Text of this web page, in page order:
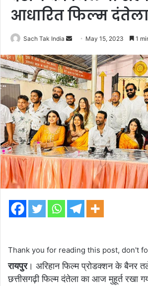
आधारित फिल्म
Sach Tak India
Send
email
May 15, 2023 1
Thank you for reading this post, don't
रायपुर। अरिहान फिल्म प्रोडक्शन के बैनर
छत्तीसगढ़ी फिल्म दंतेला का आज मुहूर्त रखा